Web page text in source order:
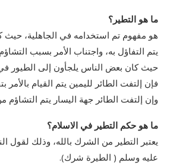
ما هو التطير؟
هو مفهوم تم استخدامه في الجاهلية، حيث
يتم التفاؤل به، واجتناب الأمر بسبب
حيث كان بعض الناس يلجأون إلى الطيور
فإن إلتفت الطائر لليمين يتم القيام بالأمر
وإن إلتفت الطائر جهة اليسار يتم التشاؤم
ما هو حكم التطير في الاسلام؟
يعتبر التطير من الشرك بالله، وذلك لقول
عليه وسلم ( الطيرة شرك).